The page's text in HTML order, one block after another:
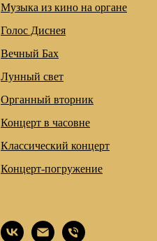
Музыка из кино на органе
Голос Диснея
Вечный Бах
Лунный свет
Органный вторник
Концерт в часовне
Классический концерт
Концерт-погружение